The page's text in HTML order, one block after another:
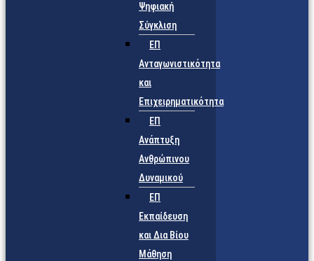
Ψηφιακή
Σύγκλιση
ΕΠ
Ανταγωνιστικότητα
και
Επιχειρηματικότητα
ΕΠ
Ανάπτυξη
Ανθρώπινου
Δυναμικού
ΕΠ
Εκπαίδευση
και Δια Βίου
Μάθηση